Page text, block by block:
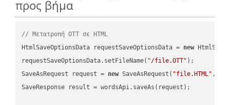
προς βήμα
// Μετατροπή OTT σε HTML
HtmlSaveOptionsData requestSaveOptionsData = new
requestSaveOptionsData.setFileName( "/file.OTT" );
SaveAsRequest request = new SaveAsRequest( "file.HTML"
SaveResponse result = wordsApi.saveAs(request);